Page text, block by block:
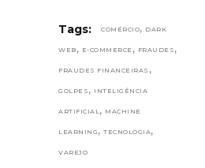
Tags: COMÉRCIO, DARK
WEB , E-COMMERCE , FRAUDES ,
FRAUDES FINANCEIRAS ,
GOLPES , INTELIGÊNCIA
ARTIFICIAL, MACHINE
LEARNING , TECNOLOGIA,
VAREJO